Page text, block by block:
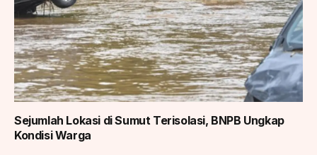
Sejumlah Lokasi di Sumut Terisolasi, BNPB Ungkap
Kondisi Warga